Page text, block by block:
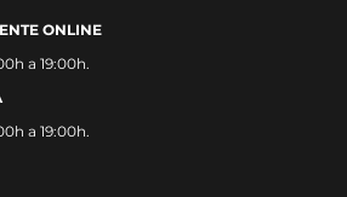
ONLINE
a 19:00h.
a 19:00h.